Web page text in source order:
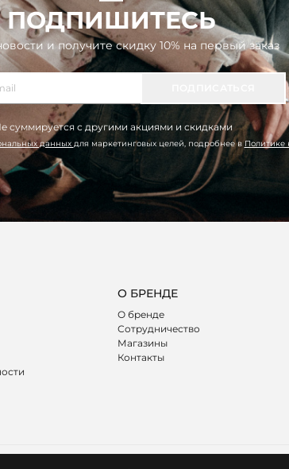
ПОДПИШИТЕСЬ
и получите скидку 10% на первый заказ
суммируется с другими акциями и скидками
данных для маркетинговых целей, подробнее вПолитике
О БРЕНДЕ
О бренде
Сотрудничество
Магазины
Контакты